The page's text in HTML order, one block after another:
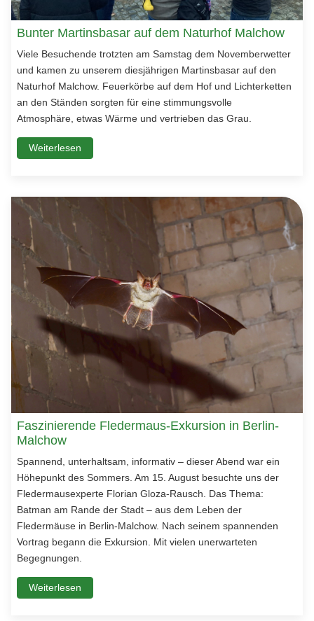
Bunter Martinsbasar auf dem Naturhof Malchow
Viele Besuchende trotzten am Samstag dem Novemberwetter
und kamen zu unserem diesjährigen Martinsbasar auf den
Naturhof Malchow. Feuerkörbe auf dem Hof und Lichterketten
an den Ständen sorgten für eine stimmungsvolle
Atmosphäre, etwas Wärme und vertrieben das Grau.
Weiterlesen
Faszinierende Fledermaus-Exkursion in Berlin-
Malchow
Spannend, unterhaltsam, informativ – dieser Abend war ein
Höhepunkt des Sommers. Am 15. August besuchte uns der
Fledermausexperte Florian Gloza-Rausch. Das Thema:
Batman am Rande der Stadt – aus dem Leben der
Fledermäuse in Berlin-Malchow. Nach seinem spannenden
Vortrag begann die Exkursion. Mit vielen unerwarteten
Begegnungen.
Weiterlesen